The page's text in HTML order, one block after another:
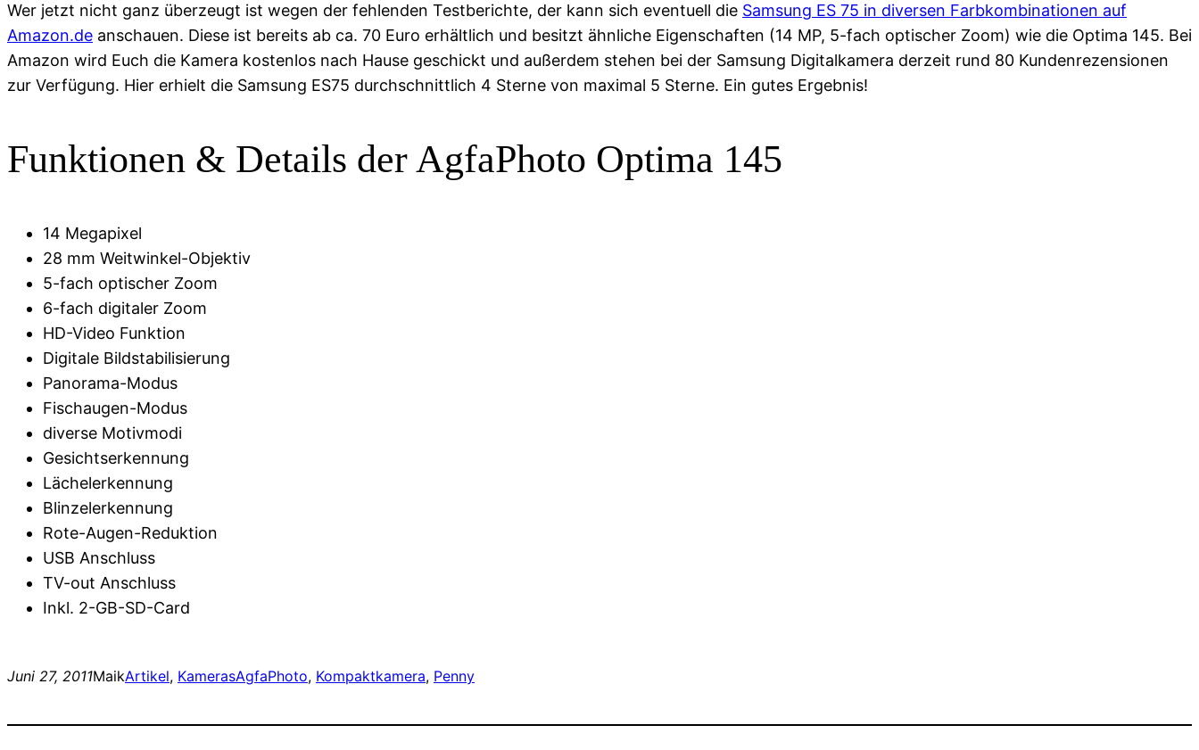
Wer jetzt nicht ganz überzeugt ist wegen der fehlenden Testberichte, der kann sich eventuell die Samsung ES 75 in diversen Farbkombinationen auf
Amazon.de anschauen. Diese ist bereits ab ca. 70 Euro erhältlich und besitzt ähnliche Eigenschaften (14 MP, 5-fach optischer Zoom) wie die Optima 145. Bei
Amazon wird Euch die Kamera kostenlos nach Hause geschickt und außerdem stehen bei der Samsung Digitalkamera derzeit rund 80 Kundenrezensionen
zur Verfügung. Hier erhielt die Samsung ES75 durchschnittlich 4 Sterne von maximal 5 Sterne. Ein gutes Ergebnis!
Funktionen & Details der AgfaPhoto Optima 145
14 Megapixel
28 mm Weitwinkel-Objektiv
5-fach optischer Zoom
6-fach digitaler Zoom
HD-Video Funktion
Digitale Bildstabilisierung
Panorama-Modus
Fischaugen-Modus
diverse Motivmodi
Gesichtserkennung
Lächelerkennung
Blinzelerkennung
Rote-Augen-Reduktion
USB Anschluss
TV-out Anschluss
Inkl. 2-GB-SD-Card
Juni 27, 2011MaikArtikel, KamerasAgfaPhoto, Kompaktkamera, Penny